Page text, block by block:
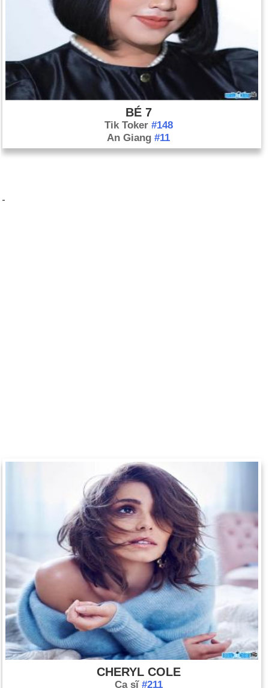
BÉ 7
Tik Toker #148
An Giang #11
CHERYL COLE
Ca sĩ #211